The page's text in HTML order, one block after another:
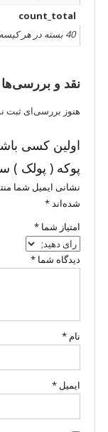
count_total
40 بسته در هر کیسه بزرگ
نقد و بررسی‌ها
هنوز بررسی‌ای
اولین کسی
پوکه ( پولک ) سایز 12(پشتی
نشانی ایمیل شما
شده‌اند*
امتیاز شما *
دیدگاه شما *
نام *
ایمیل *